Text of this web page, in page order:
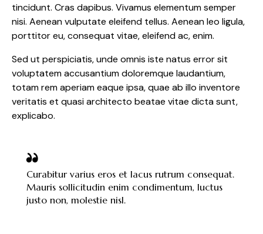
tincidunt. Cras dapibus. Vivamus elementum semper
nisi. Aenean vulputate eleifend tellus. Aenean leo ligula,
porttitor eu, consequat vitae, eleifend ac, enim.
Sed ut perspiciatis, unde omnis iste natus error sit
voluptatem accusantium doloremque laudantium,
totam rem aperiam eaque ipsa, quae ab illo inventore
veritatis et quasi architecto beatae vitae dicta sunt,
explicabo.
Curabitur varius eros et lacus rutrum consequat.
Mauris sollicitudin enim condimentum, luctus
justo non, molestie nisl.